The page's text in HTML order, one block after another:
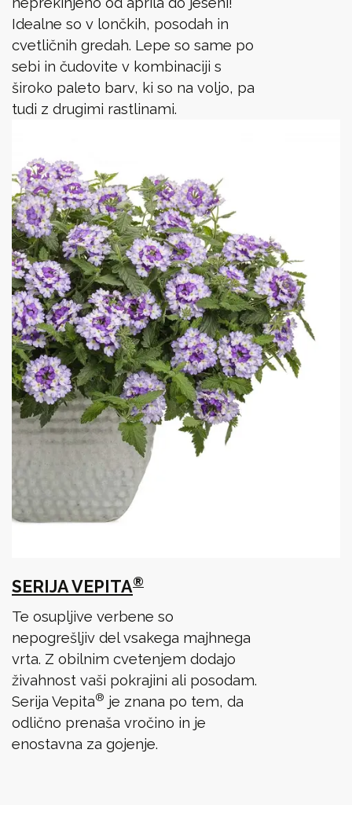
Idealne so v lončkih, posodah in
cvetličnih gredah. Lepe so same po
sebi in čudovite v kombinaciji s
široko paleto barv, ki so na voljo, pa
tudi z drugimi rastlinami.
SERIJA VEPITA®
Te osupljive verbene so
nepogrešljiv del vsakega majhnega
vrta. Z obilnim cvetenjem dodajo
živahnost vaši pokrajini ali posodam.
Serija Vepita® je znana po tem, da
odlično prenaša vročino in je
enostavna za gojenje.